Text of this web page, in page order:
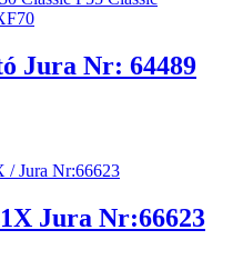
Jura Nr: 64489
Jura Nr:66623